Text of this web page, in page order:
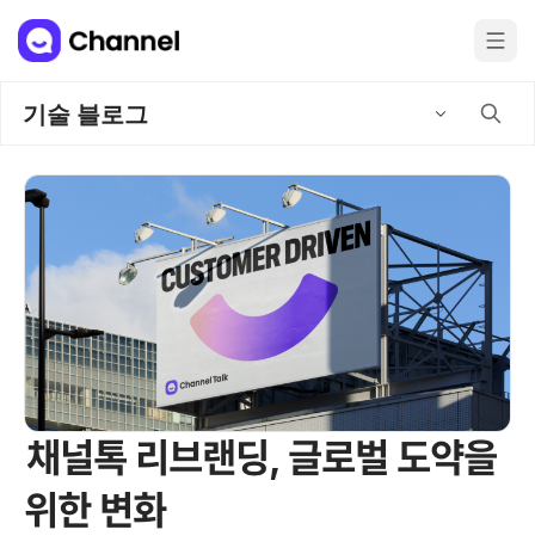
기술 블로그
채널톡 리브랜딩, 글로벌 도약을
위한 변화